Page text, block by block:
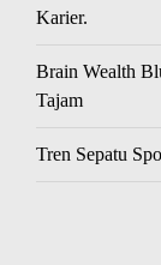
Karier.
Brain Wealth
Tajam
Tren Sepatu